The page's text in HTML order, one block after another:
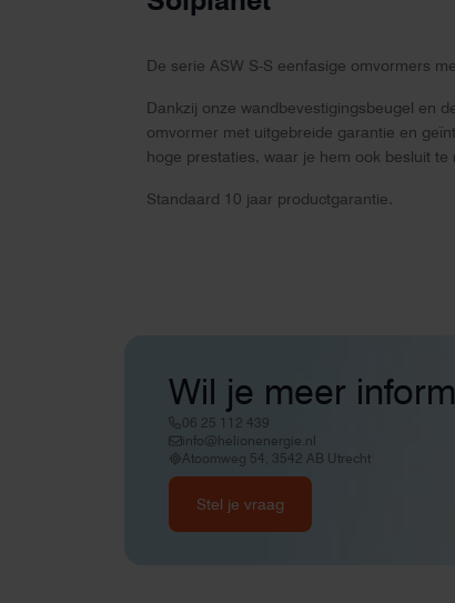
De serie ASW S-S eenfasige omvormers
Dankzij onze wandbevestigingsbeugel en
omvormer met uitgebreide garantie en
hoge prestaties, waar je hem ook besluit
Standaard 10 jaar productgarantie.
Wil je meer
06 25 112 439
info@helionenergie.nl
Atoomweg 54, 3542 AB Utrecht
Stel je vraag